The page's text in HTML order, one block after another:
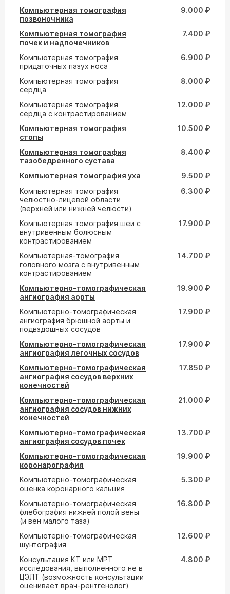
Компьютерная томография
позвоночника
9.000 ₽
Компьютерная томография
почек и надпочечников
7.400 ₽
Компьютерная томография
придаточных пазух носа
6.900 ₽
Компьютерная томография
сердца
8.000 ₽
Компьютерная томография
сердца с контрастированием
12.000 ₽
Компьютерная томография
стопы
10.500 ₽
Компьютерная томография
тазобедренного сустава
8.400 ₽
Компьютерная томография уха
9.500 ₽
Компьютерная томография
челюстно-лицевой области
(верхней или нижней челюсти)
6.300 ₽
Компьютерная томография шеи с
внутривенным болюсным
контрастированием
17.900 ₽
Компьютерная-томография
головного мозга с внутривенным
контрастированием
14.700 ₽
Компьютерно-томографическая
ангиография аорты
19.900 ₽
Компьютерно-томографическая
ангиография брюшной аорты и
подвздошных сосудов
17.900 ₽
Компьютерно-томографическая
ангиография легочных сосудов
17.900 ₽
Компьютерно-томографическая
ангиография сосудов верхних
конечностей
17.850 ₽
Компьютерно-томографическая
ангиография сосудов нижних
конечностей
21.000 ₽
Компьютерно-томографическая
ангиография сосудов почек
13.700 ₽
Компьютерно-томографическая
коронарография
19.900 ₽
Компьютерно-томографическая
оценка коронарного кальция
5.300 ₽
Компьютерно-томографическая
флебография нижней полой вены
(и вен малого таза)
16.800 ₽
Компьютерно-томографическая
шунтография
12.600 ₽
Консультация КТ или МРТ
исследования, выполненного не в
ЦЭЛТ (возможность консультации
оценивает врач-рентгенолог)
4.800 ₽